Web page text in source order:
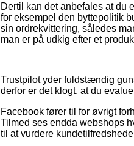
Dertil kan det anbefales at du
for eksempel den byttepolitik
sin ordrekvittering, således
man er på udkig efter et
Trustpilot yder fuldstændig
derfor er det klogt, at du
Facebook fører til for øvrigt
Tilmed ses endda webshops
til at vurdere